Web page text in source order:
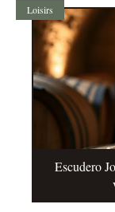
Loisirs
Escudero